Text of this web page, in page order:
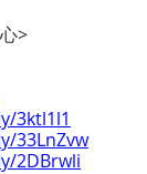
>
3ktl1l1
33LnZvw
2DBrwli